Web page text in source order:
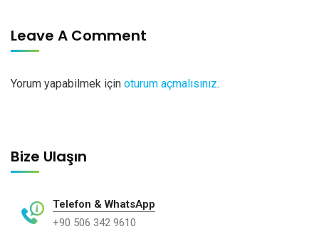
Leave A Comment
Yorum yapabilmek için oturum açmalısınız.
Bize Ulaşın
Telefon & WhatsApp
+90 506 342 9610